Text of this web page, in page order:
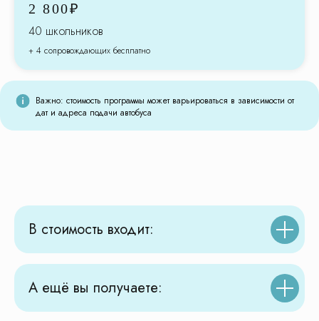
2 800₽
40 школьников
+ 4 сопровождающих бесплатно
Важно: стоимость программы может варьироваться в зависимости от
дат и адреса подачи автобуса
В стоимость входит:
А ещё вы получаете:
Доверьте организацию
новогодних экскурсий
Все автобусы прошли проверку
и допущены ГИБДД к перевозке
детских групп
оператор, номер свидетельства
Безопасность